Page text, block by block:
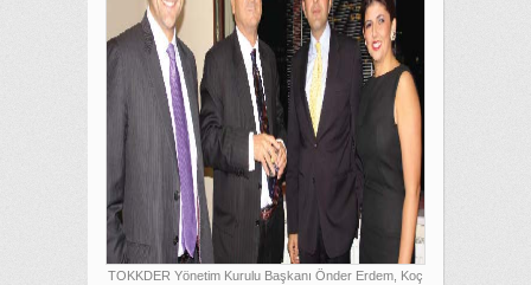
TOKKDER Yönetim Kurulu Başkanı Önder Erdem, Koç